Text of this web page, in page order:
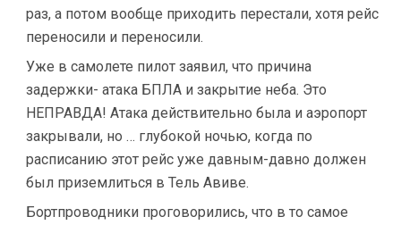
раз, а потом вообще приходить перестали, хотя рейс
переносили и переносили.
Уже в самолете пилот заявил, что причина
задержки- атака БПЛА и закрытие неба. Это
НЕПРАВДА! Атака действительно была и аэропорт
закрывали, но … глубокой ночью, когда по
расписанию этот рейс уже давным-давно должен
был приземлиться в Тель Авиве.
Бортпроводники проговорились, что в то самое